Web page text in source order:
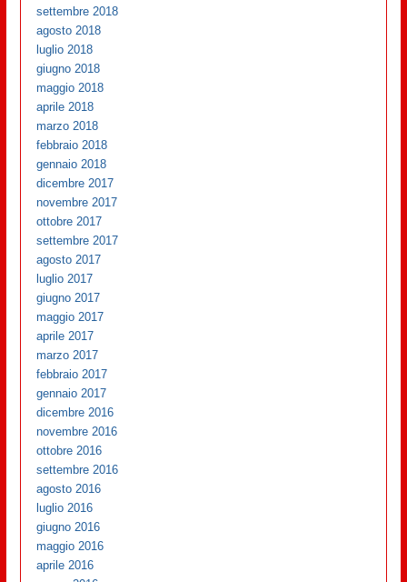
settembre 2018
agosto 2018
luglio 2018
giugno 2018
maggio 2018
aprile 2018
marzo 2018
febbraio 2018
gennaio 2018
dicembre 2017
novembre 2017
ottobre 2017
settembre 2017
agosto 2017
luglio 2017
giugno 2017
maggio 2017
aprile 2017
marzo 2017
febbraio 2017
gennaio 2017
dicembre 2016
novembre 2016
ottobre 2016
settembre 2016
agosto 2016
luglio 2016
giugno 2016
maggio 2016
aprile 2016